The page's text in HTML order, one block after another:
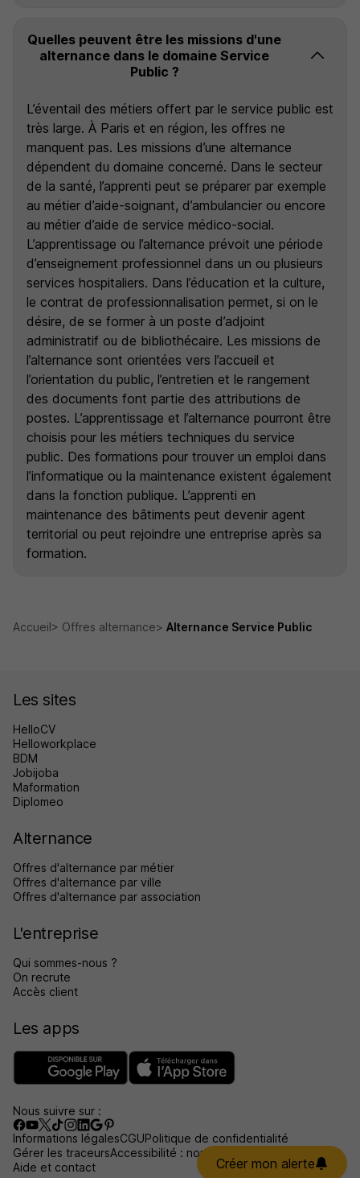
Créer mon alerte
Quelles peuvent être les missions d'une
alternance dans le domaine Service
Public ?
L’éventail des métiers offert par le service public est
très large. À Paris et en région, les offres ne
manquent pas. Les missions d’une alternance
dépendent du domaine concerné. Dans le secteur
de la santé, l’apprenti peut se préparer par exemple
au métier d’aide-soignant, d’ambulancier ou encore
au métier d’aide de service médico-social.
L’apprentissage ou l’alternance prévoit une période
d’enseignement professionnel dans un ou plusieurs
services hospitaliers. Dans l’éducation et la culture,
le contrat de professionnalisation permet, si on le
désire, de se former à un poste d’adjoint
administratif ou de bibliothécaire. Les missions de
l’alternance sont orientées vers l’accueil et
l’orientation du public, l’entretien et le rangement
des documents font partie des attributions de
postes. L’apprentissage et l’alternance pourront être
choisis pour les métiers techniques du service
public. Des formations pour trouver un emploi dans
l’informatique ou la maintenance existent également
dans la fonction publique. L’apprenti en
maintenance des bâtiments peut devenir agent
territorial ou peut rejoindre une entreprise après sa
formation.
Accueil Offres alternance Alternance Service Public
Les sites
HelloCV
Helloworkplace
BDM
Jobijoba
Maformation
Diplomeo
Alternance
Offres d'alternance par métier
Offres d'alternance par ville
Offres d'alternance par association
L'entreprise
Qui sommes-nous ?
On recrute
Accès client
Les apps
Nous suivre sur :
Informations légalesCGUPolitique de confidentialité
Gérer les traceursAccessibilité : non conforme
Aide et contact